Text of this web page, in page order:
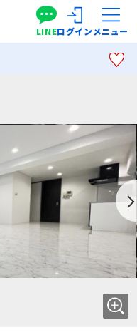
LINEログインメニュー